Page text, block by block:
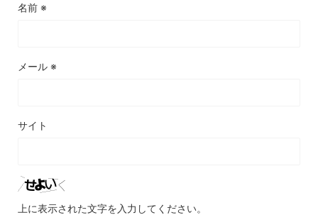
名前 ※
メール ※
サイト
上に表示された文字を入力してください。